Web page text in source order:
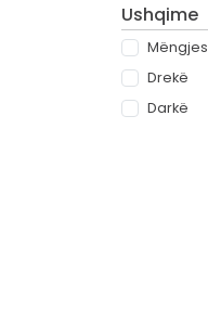
Ushqime
Mëngjes
Drekë
Darkë